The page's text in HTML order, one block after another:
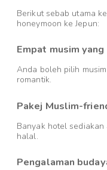
Berikut sebab utama
honeymoon ke Jepun:
Empat musim
Anda boleh pilih
romantik.
Pakej Muslim-
Banyak hotel
halal.
Pengalaman